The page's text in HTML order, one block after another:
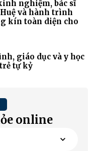
nghiệm, bác sĩ
và hành trình
kín toàn diện cho
giáo dục và y học
tự kỷ
online